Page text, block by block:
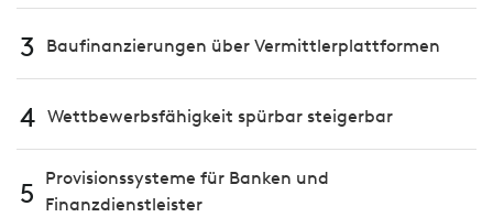
3 Baufinanzierungen über Vermittlerplattformen
4 Wettbewerbsfähigkeit spürbar steigerbar
5
Provisionssysteme für Banken und
Finanzdienstleister